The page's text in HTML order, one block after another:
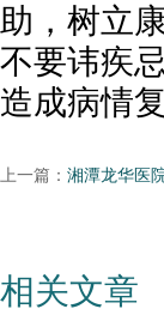
助，树立
不要讳疾
造成病情
上一篇： 湘潭龙华医
相关文章